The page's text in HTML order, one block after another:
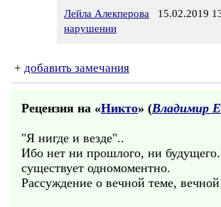
Лейла Алекперова 15.02.2019
нарушении
+ добавить замечания
Рецензия на «Никто» (Владимир
"Я нигде и везде"..
Ибо нет ни прошлого, ни
существует одномоментно.
Рассуждение о вечной теме,